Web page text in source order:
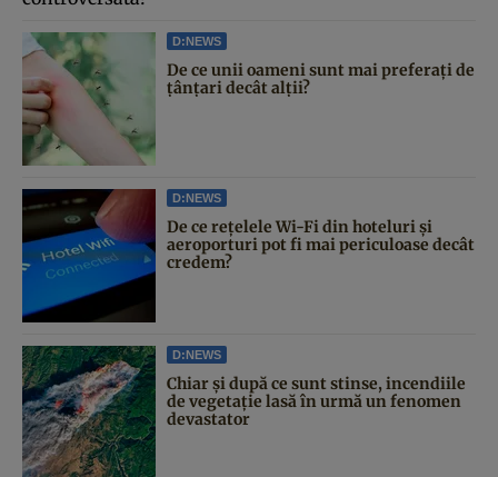
D:NEWS
De ce unii oameni sunt mai preferați de
țânțari decât alții?
D:NEWS
De ce rețelele Wi-Fi din hoteluri și
aeroporturi pot fi mai periculoase decât
credem?
D:NEWS
Chiar și după ce sunt stinse, incendiile
de vegetație lasă în urmă un fenomen
devastator